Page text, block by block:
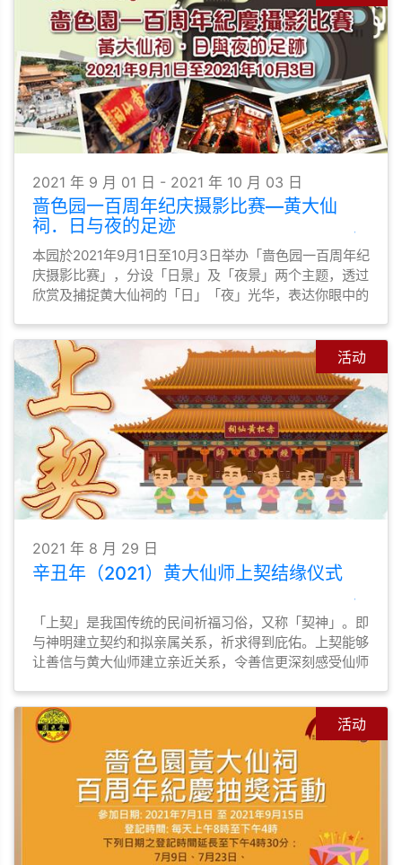
2021 年 9 月 01 日 - 2021 年 10 月 03 日
啬色园一百周年纪庆摄影比赛—黄大仙
祠．日与夜的足迹
本园於2021年9月1日至10月3日举办「啬色园一百周年纪
庆摄影比赛」，分设「日景」及「夜景」两个主题，透过
欣赏及捕捉黄大仙祠的「日」「夜」光华，表达你眼中的
活动
2021 年 8 月 29 日
辛丑年（2021）黄大仙师上契结缘仪式
「上契」是我国传统的民间祈福习俗，又称「契神」。即
与神明建立契约和拟亲属关系，祈求得到庇佑。上契能够
让善信与黄大仙师建立亲近关系，令善信更深刻感受仙师
善，弘扬黄大仙信仰的教义和文化。
活动